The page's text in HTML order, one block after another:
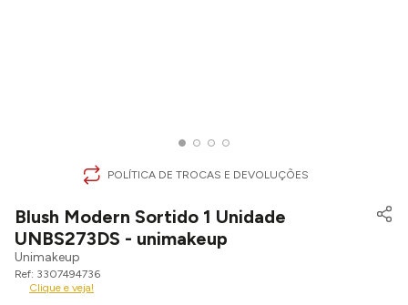
POLÍTICA DE TROCAS E DEVOLUÇÕES
Blush Modern Sortido 1 Unidade
UNBS273DS - unimakeup
Unimakeup
3307494736
Clique e veja!